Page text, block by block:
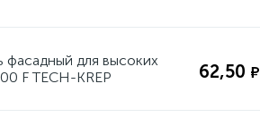
для высоких
F TECH-KREP
62,50 ₽